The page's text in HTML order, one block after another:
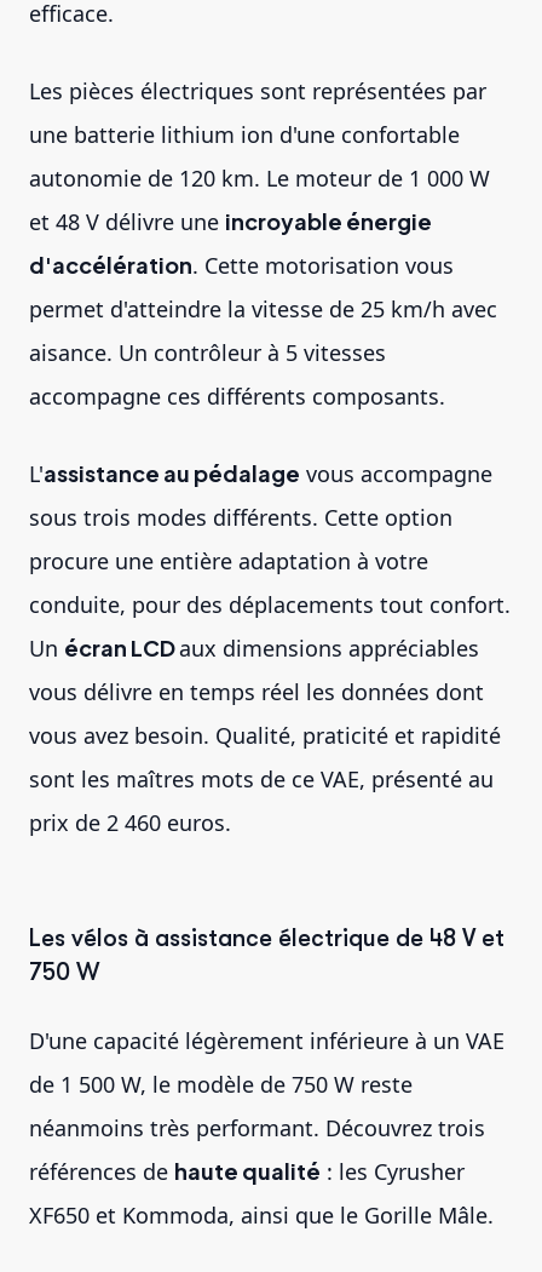
efficace.
Les pièces électriques sont représentées par
une batterie lithium ion d'une confortable
autonomie de 120 km. Le moteur de 1 000 W
et 48 V délivre une incroyable énergie
d'accélération. Cette motorisation vous
permet d'atteindre la vitesse de 25 km/h avec
aisance. Un contrôleur à 5 vitesses
accompagne ces différents composants.
L'assistance au pédalage vous accompagne
sous trois modes différents. Cette option
procure une entière adaptation à votre
conduite, pour des déplacements tout confort.
Un écran LCDaux dimensions appréciables
vous délivre en temps réel les données dont
vous avez besoin. Qualité, praticité et rapidité
sont les maîtres mots de ce VAE, présenté au
prix de 2 460 euros.
Les vélos à assistance électrique de 48 V et
750 W
D'une capacité légèrement inférieure à un VAE
de 1 500 W, le modèle de 750 W reste
néanmoins très performant. Découvrez trois
références de haute qualité : les Cyrusher
XF650 et Kommoda, ainsi que le Gorille Mâle.